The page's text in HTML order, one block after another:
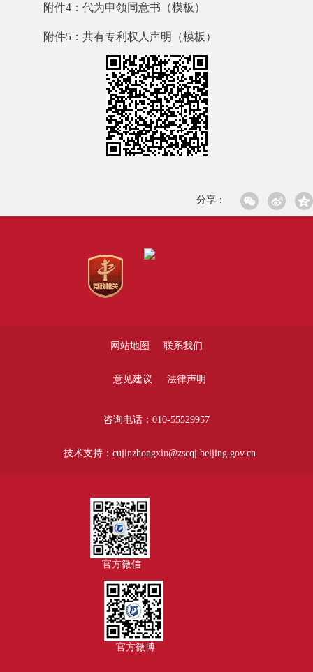
附件4： 代为申领同意书（模板）
附件5： 共有专利权人声明 （模板）
分享：
网站地图 联系我们
意见建议 法律声明
咨询电话：010-55529957
技术支持：cujinzhongxin@zscqj.beijing.gov.cn
官方微信
官方微博